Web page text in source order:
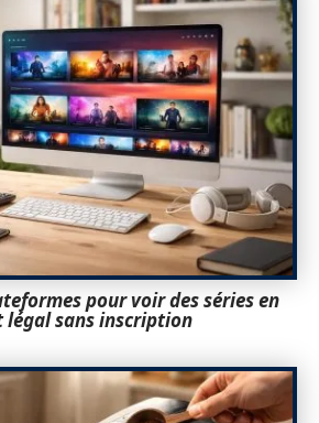
pour voir des séries en
sans inscription